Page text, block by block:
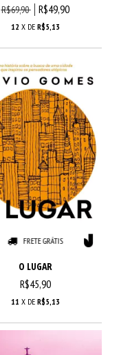
R$69,90 R$49,90
12 X DE R$5,13
FRETE GRÁTIS
O LUGAR
R$45,90
11 X DE R$5,13